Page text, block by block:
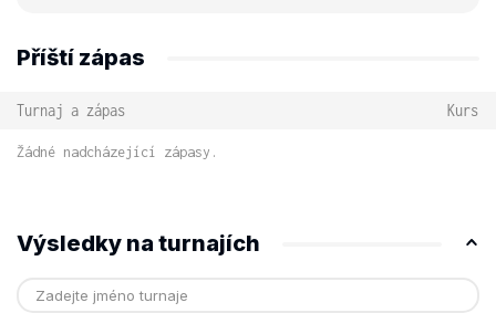
Příští zápas
Turnaj a zápas Kurs
Žádné nadcházející zápasy.
Výsledky na turnajích